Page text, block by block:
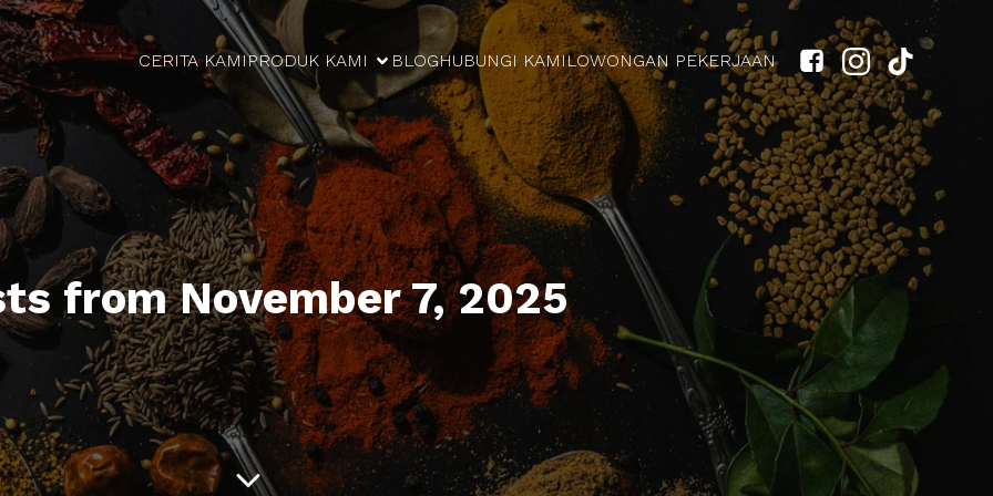
CERITA KAMIPRODUK KAMI BLOGHUBUNGI KAMILOWONGAN PEKERJAAN
from November 7, 2025